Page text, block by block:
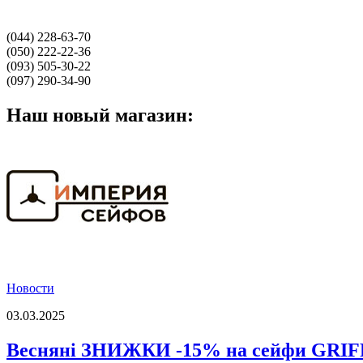
(044) 228-63-70
(050) 222-22-36
(093) 505-30-22
(097) 290-34-90
Наш новый магазин:
Новости
03.03.2025
Весняні ЗНИЖКИ -15% на сейфи